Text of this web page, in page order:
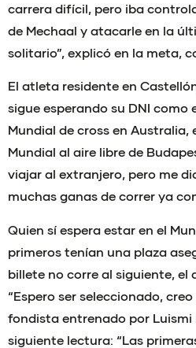
carrera difícil, pero iba
de Mechaal y atacarle en la
solitario”, explicó en la meta,
El atleta residente en
sigue esperando su DNI como
Mundial de cross en Australia,
Mundial al aire libre de
viajar al extranjero, pero me
muchas ganas de correr ya
Quien sí espera estar en el
primeros tenían una plaza
billete no corre al siguiente, el
“Espero ser seleccionado,
fondista entrenado por Luismi
siguiente lectura: “Las